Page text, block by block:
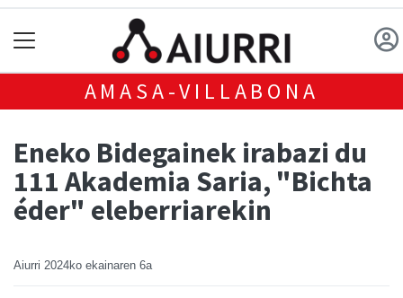
AMASA-VILLABONA
Eneko Bidegainek irabazi du
111 Akademia Saria, "Bichta
éder" eleberriarekin
Aiurri 2024ko ekainaren 6a